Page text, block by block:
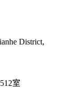
District,
室